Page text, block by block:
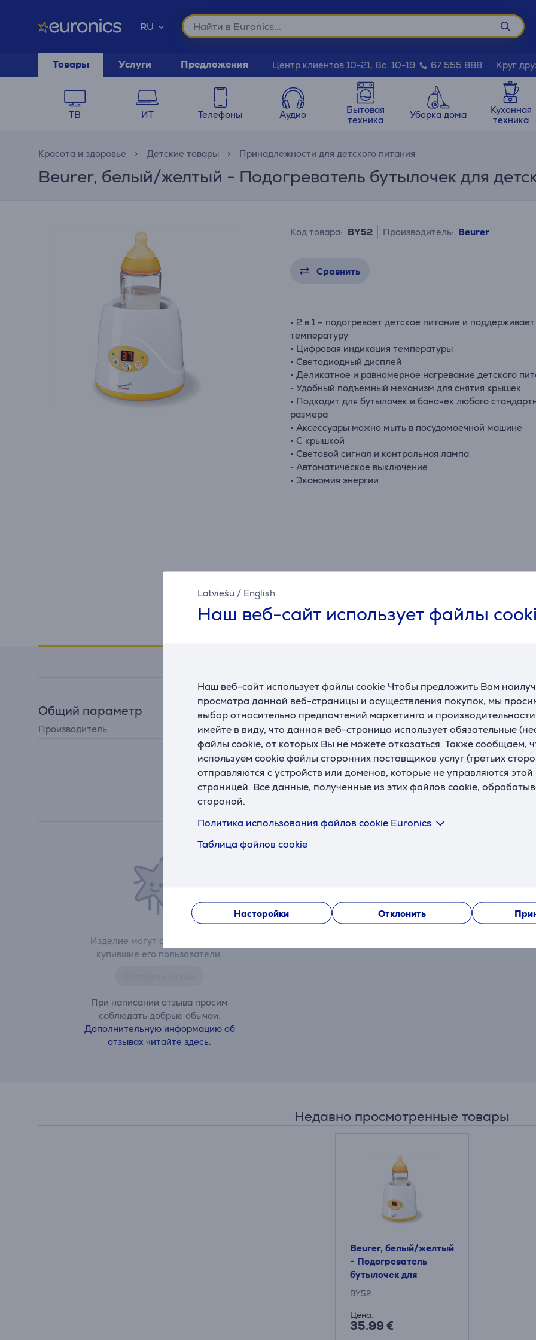
Latviešu / English
Наш веб-сайт использует файлы
Наш веб-сайт использует файлы cookie Чтобы предложить Вам
просмотра данной веб-страницы и осуществления покупок, мы
выбор относительно предпочтений маркетинга и
имейте в виду, что данная веб-страница использует обязательные
файлы cookie, от которых Вы не можете отказаться. Также сообщаем,
используем cookie файлы сторонних поставщиков услуг (третьих
отправляются с устройств или доменов, которые не управляются
страницей. Все данные, полученные из этих файлов cookie,
стороной.
Политика использования файлов cookie Euronics
Таблица файлов cookie
Насторойки Отклонить
RU
Товары Услуги Предложения Центр клиентов 10-21, Вс. 10-19 67 555 888 Круг
ТВ ИТ Телефоны Аудио
Бытовая
техника
Уборка дома
Кухонная
техника
Красота и здоровье Детские товары Принадлежности для детского питания
Beurer, белый/желтый - Подогреватель бутылочек для
Код товара: BY52 Производитель: Beurer
Сравнить
• 2 в 1 – подогревает детское питание и поддерживает
температуру
• Цифровая индикация температуры
• Светодиодный дисплей
• Деликатное и равномерное нагревание детского
• Удобный подъемный механизм для снятия крышек
• Подходит для бутылочек и баночек любого
размера
• Аксессуары можно мыть в посудомоечной машине
• С крышкой
• Световой сигнал и контрольная лампа
• Автоматическое выключение
• Экономия энергии
Общий параметр
Производитель Beurer
Детские товары
Изделие питание
Изделие могут оценить только
купившие его пользователи.
При написании отзыва просим
соблюдать добрые обычаи.
Дополнительную информацию об
отзывах читайте здесь.
После совершения покупки откроется возможность
отзыв об изделии.
Недавно просмотренные товары
Beurer, белый/желтый
- Подогреватель
бутылочек для
детского питания
BY52
Цена:
35.99 €